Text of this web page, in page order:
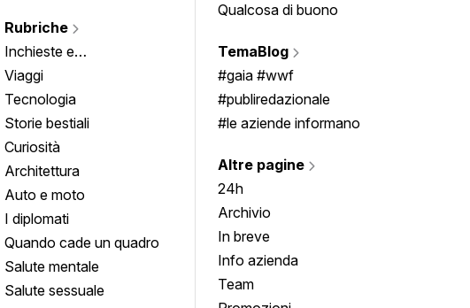
Rubriche
Inchieste e
approfondimenti
Viaggi
Tecnologia
Storie bestiali
Curiosità
Architettura
Auto e moto
I diplomati
Quando cade un quadro
Salute mentale
Salute sessuale
Qualcosa di buono
TemaBlog
#gaia #wwf
#publiredazionale
#le aziende informano
Altre pagine
24h
Archivio
In breve
Info azienda
Team